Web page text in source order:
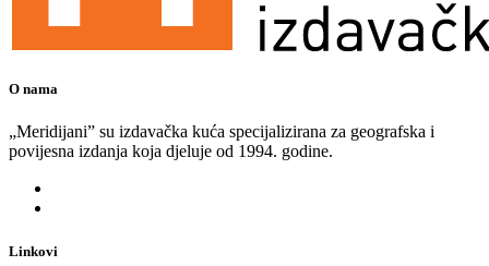
O nama
„Meridijani” su izdavačka kuća specijalizirana za geografska i
povijesna izdanja koja djeluje od 1994. godine.
Linkovi